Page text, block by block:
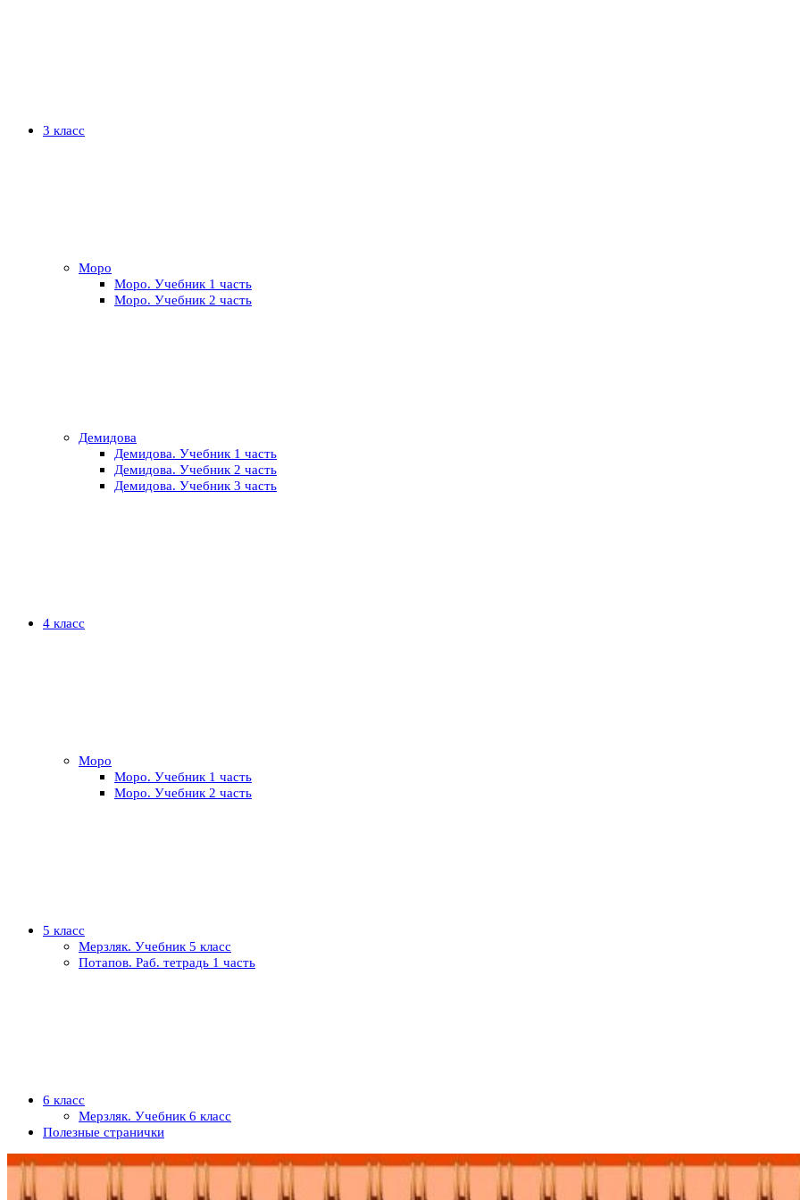
3 класс
Моро
Моро. Учебник 1 часть
Моро. Учебник 2 часть
Демидова
Демидова. Учебник 1 часть
Демидова. Учебник 2 часть
Демидова. Учебник 3 часть
4 класс
Моро
Моро. Учебник 1 часть
Моро. Учебник 2 часть
5 класс
Мерзляк. Учебник 5 класс
Потапов. Раб. тетрадь 1 часть
6 класс
Мерзляк. Учебник 6 класс
Полезные странички